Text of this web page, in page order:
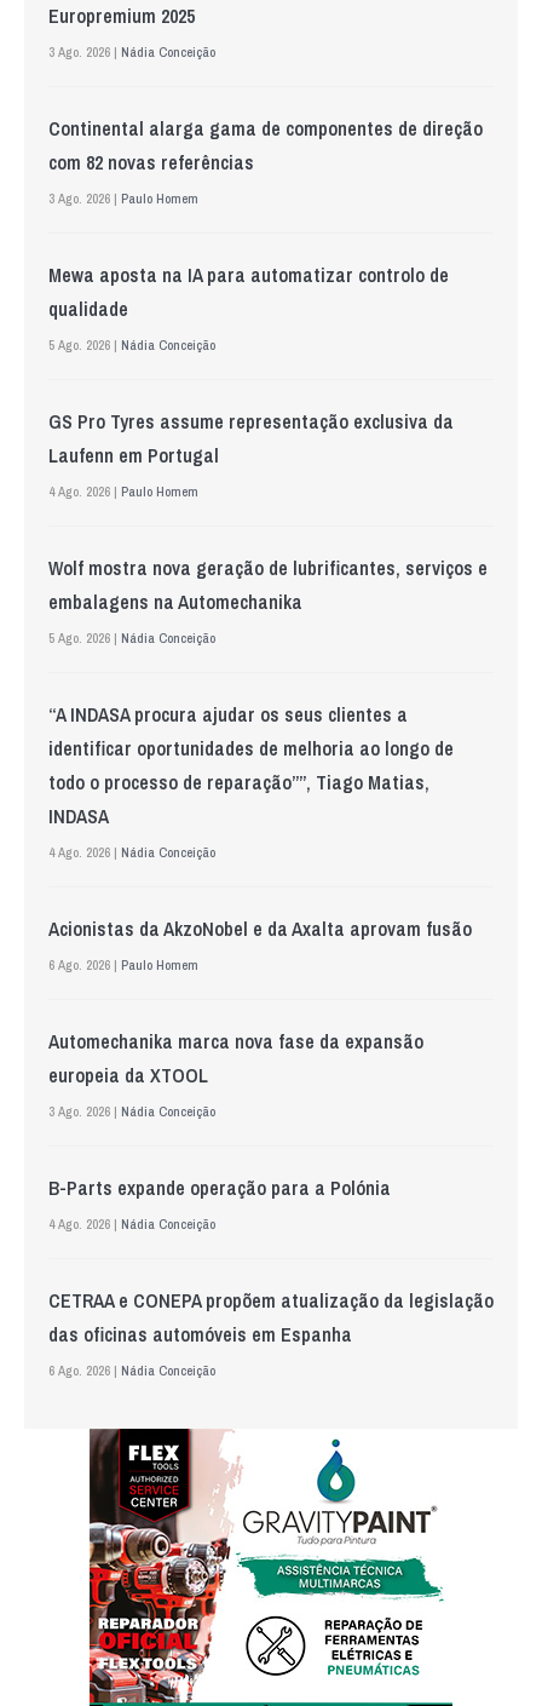
Europremium 2025
3 Ago. 2026 | Nádia Conceição
Continental alarga gama de componentes de direção
com 82 novas referências
3 Ago. 2026 | Paulo Homem
Mewa aposta na IA para automatizar controlo de
qualidade
5 Ago. 2026 | Nádia Conceição
GS Pro Tyres assume representação exclusiva da
Laufenn em Portugal
4 Ago. 2026 | Paulo Homem
Wolf mostra nova geração de lubrificantes, serviços e
embalagens na Automechanika
5 Ago. 2026 | Nádia Conceição
“A INDASA procura ajudar os seus clientes a
identificar oportunidades de melhoria ao longo de
todo o processo de reparação””, Tiago Matias,
INDASA
4 Ago. 2026 | Nádia Conceição
Acionistas da AkzoNobel e da Axalta aprovam fusão
6 Ago. 2026 | Paulo Homem
Automechanika marca nova fase da expansão
europeia da XTOOL
3 Ago. 2026 | Nádia Conceição
B-Parts expande operação para a Polónia
4 Ago. 2026 | Nádia Conceição
CETRAA e CONEPA propõem atualização da legislação
das oficinas automóveis em Espanha
6 Ago. 2026 | Nádia Conceição